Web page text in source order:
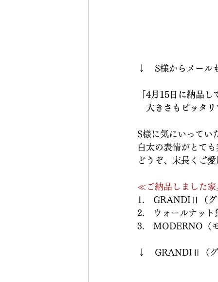
↓　S様からメール
「4月15日に納品
大きさもピッタリ
S様に気にいってい
白太の表情がとて
どうぞ、末長くご
≪ご納品しました
1.　GRANDIⅡ（グ
2.　ウォールナット
3.　MODERNO（
↓　GRANDIⅡ（グ